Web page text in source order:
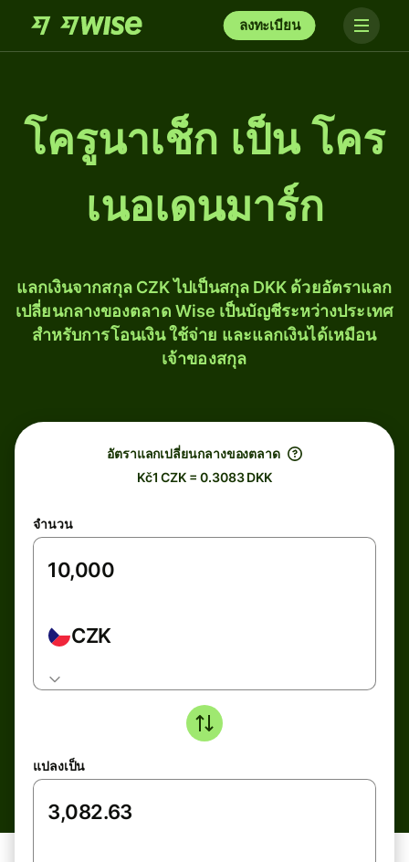
ลงทะเบียน
โครูนาเช็ก เป็น โคร
เนอเดนมาร์ก
แลกเงินจากสกุล CZK ไปเป็นสกุล DKK ด้วยอัตราแลก
เปลี่ยนกลางของตลาด Wise เป็นบัญชีระหว่างประเทศ
สำหรับการโอนเงิน ใช้จ่าย และแลกเงินได้เหมือน
เจ้าของสกุล
อัตราแลกเปลี่ยนกลางของตลาด
Kč1 CZK = 0.3083 DKK
จำนวน
CZK
แปลงเป็น